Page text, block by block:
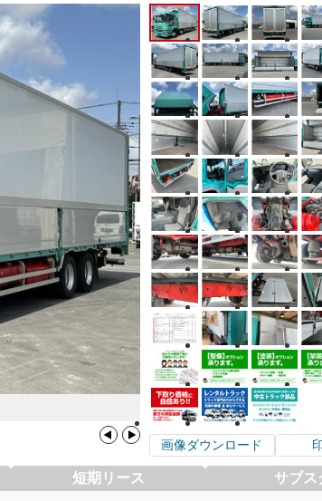
画像ダウンロード
短期リース サブス